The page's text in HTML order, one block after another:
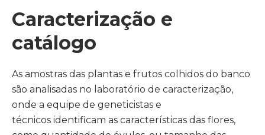
Caracterização e
catálogo
As amostras das plantas e frutos colhidos do banco
são analisadas no laboratório de caracterização,
onde a equipe de geneticistas e
técnicos identificam as características das flores,